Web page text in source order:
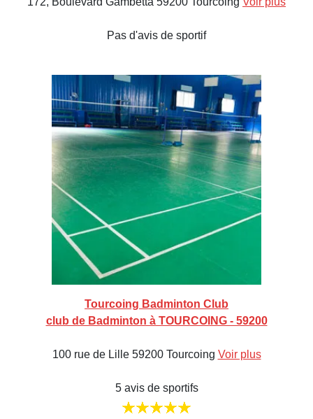
Pas d'avis de sportif
Tourcoing Badminton Club
club de Badminton à TOURCOING - 59200
100 rue de Lille 59200 Tourcoing Voir plus
5 avis de sportifs